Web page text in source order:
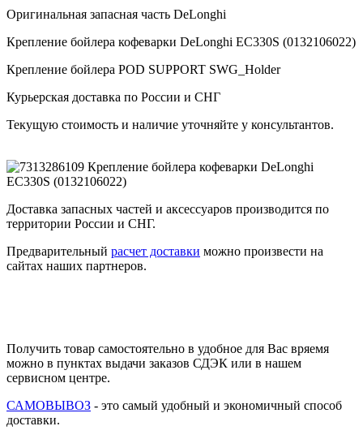
Оригинальная запасная часть DeLonghi
Крепление бойлера кофеварки DeLonghi EC330S (0132106022)
Крепление бойлера POD SUPPORT SWG_Holder
Курьерская доставка по России и СНГ
Текущую стоимость и наличие уточняйте у консультантов.
Доставка запасных частей и аксессуаров производится по
территории России и СНГ.
Предварительный расчет доставки можно произвести на
сайтах наших партнеров.
Получить товар самостоятельно в удобное для Вас вряемя
можно в пунктах выдачи заказов СДЭК или в нашем
сервисном центре.
САМОВЫВОЗ - это самый удобный и экономичный способ
доставки.